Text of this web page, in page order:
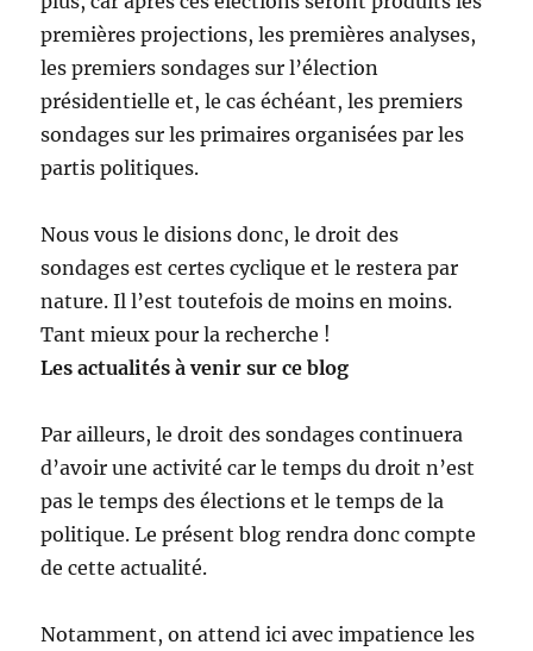
premières projections, les premières analyses,
les premiers sondages sur l’élection
présidentielle et, le cas échéant, les premiers
sondages sur les primaires organisées par les
partis politiques.
Nous vous le disions donc, le droit des
sondages est certes cyclique et le restera par
nature. Il l’est toutefois de moins en moins.
Tant mieux pour la recherche !
Les actualités à venir sur ce blog
Par ailleurs, le droit des sondages continuera
d’avoir une activité car le temps du droit n’est
pas le temps des élections et le temps de la
politique. Le présent blog rendra donc compte
de cette actualité.
Notamment, on attend ici avec impatience les